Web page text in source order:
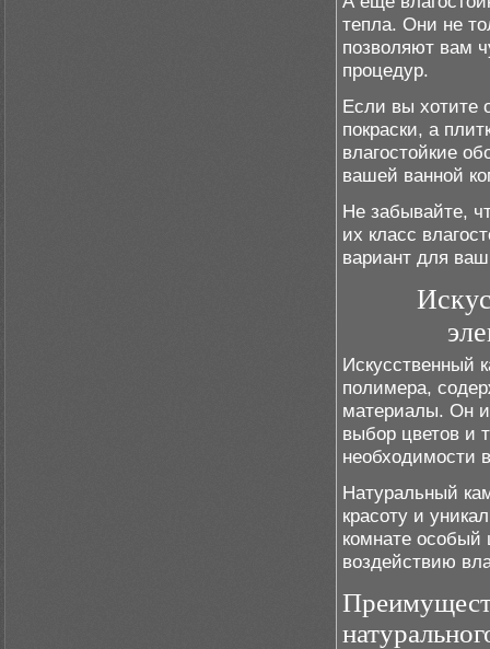
тепла. Они не
позволяют вам
процедур.
Если вы хотите
покраски, а
влагостойкие
вашей ванной
Не забывайте,
их класс
вариант для
Искусственный
полимера,
материалы. Он
выбор цветов и
необходимости
Натуральный
красоту и
комнате особый
воздействию